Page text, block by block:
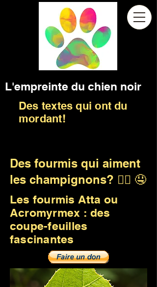
L'empreinte du chien noir
Des textes qui ont du
mordant!
Des fourmis qui aiment
les champignons? 😵‍💫 🤤
Les fourmis Atta ou
Acromyrmex : des
coupe-feuilles
fascinantes